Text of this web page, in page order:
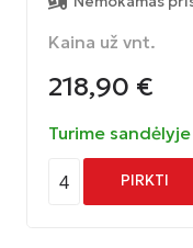
Kaina už vnt.
218,90 €
Turime sandėlyje
4 PIRKTI